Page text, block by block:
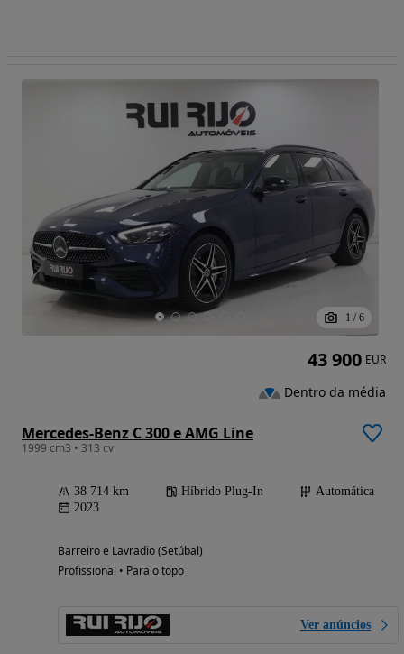
1 / 6
Mercedes-Benz C 300 e AMG Line
1999 cm3 • 313 cv
38 714 km Híbrido Plug-In
Automática
2023
Barreiro e Lavradio (Setúbal)
Profissional • Para o topo
Ver anúncios
43 900 EUR
Dentro da média